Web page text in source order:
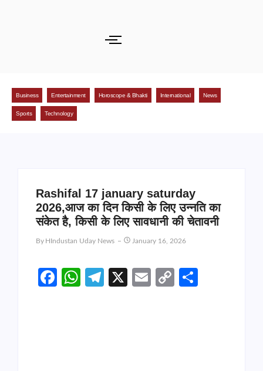
Business Entertainment Horoscope & Bhakti International News
Sports Technology
Rashifal 17 january saturday
2026,आज का दिन किसी के लिए उन्नति का
संकेत है, किसी के लिए सावधानी की चेतावनी
By HIndustan Uday News January 16, 2026
Facebook
WhatsApp
Telegram
X EmailCopy